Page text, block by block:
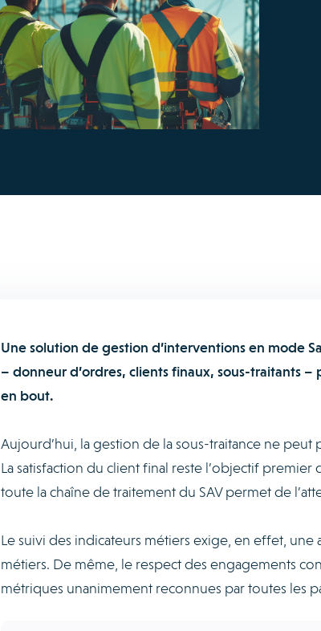
Une solution de gestion d’interventions en mode
– donneur d’ordres, clients finaux, sous-traitants
en bout.
Aujourd’hui, la gestion de la sous-traitance ne peut
La satisfaction du client final reste l’objectif premier
toute la chaîne de traitement du SAV permet de
Le suivi des indicateurs métiers exige, en effet,
métiers. De même, le respect des engagements
métriques unanimement reconnues par toutes les